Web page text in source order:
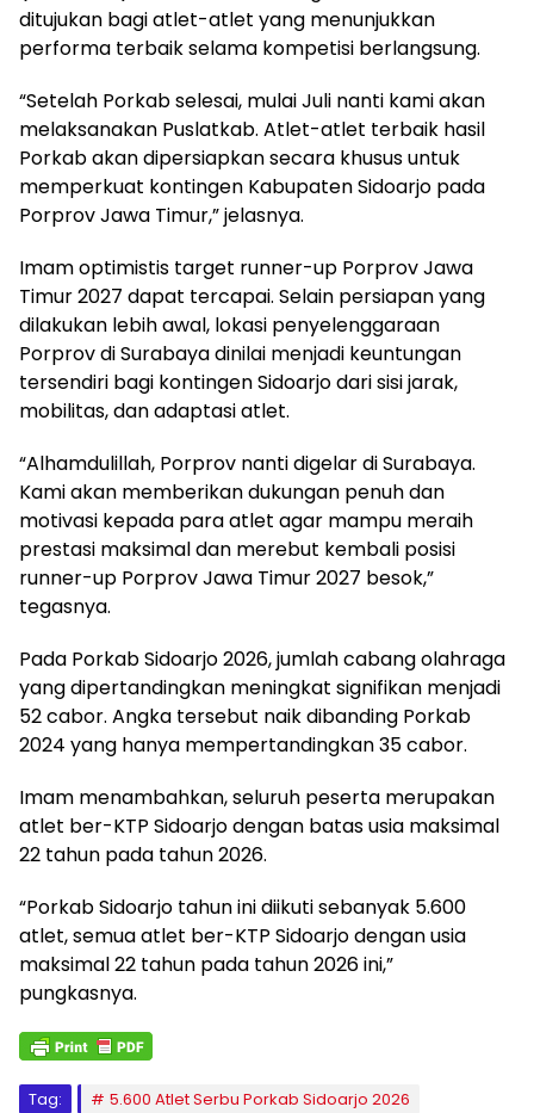
ditujukan bagi atlet-atlet yang menunjukkan
performa terbaik selama kompetisi berlangsung.
“Setelah Porkab selesai, mulai Juli nanti kami akan
melaksanakan Puslatkab. Atlet-atlet terbaik hasil
Porkab akan dipersiapkan secara khusus untuk
memperkuat kontingen Kabupaten Sidoarjo pada
Porprov Jawa Timur,” jelasnya.
Imam optimistis target runner-up Porprov Jawa
Timur 2027 dapat tercapai. Selain persiapan yang
dilakukan lebih awal, lokasi penyelenggaraan
Porprov di Surabaya dinilai menjadi keuntungan
tersendiri bagi kontingen Sidoarjo dari sisi jarak,
mobilitas, dan adaptasi atlet.
“Alhamdulillah, Porprov nanti digelar di Surabaya.
Kami akan memberikan dukungan penuh dan
motivasi kepada para atlet agar mampu meraih
prestasi maksimal dan merebut kembali posisi
runner-up Porprov Jawa Timur 2027 besok,”
tegasnya.
Pada Porkab Sidoarjo 2026, jumlah cabang olahraga
yang dipertandingkan meningkat signifikan menjadi
52 cabor. Angka tersebut naik dibanding Porkab
2024 yang hanya mempertandingkan 35 cabor.
Imam menambahkan, seluruh peserta merupakan
atlet ber-KTP Sidoarjo dengan batas usia maksimal
22 tahun pada tahun 2026.
“Porkab Sidoarjo tahun ini diikuti sebanyak 5.600
atlet, semua atlet ber-KTP Sidoarjo dengan usia
maksimal 22 tahun pada tahun 2026 ini,”
pungkasnya.
Tag:
5.600 Atlet Serbu Porkab Sidoarjo 2026